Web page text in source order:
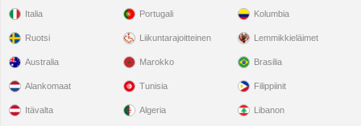
Italia
Ruotsi
Portugali
Liikuntarajoitteinen
Kolumbia
Lemmikkieläimet
Australia
Alankomaat
Itävalta
Marokko
Tunisia
Algeria
Brasilia
Filippiinit
Libanon